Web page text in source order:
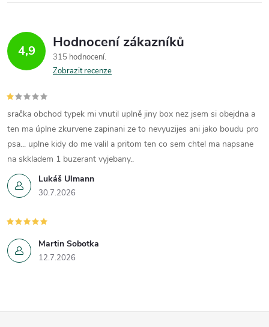
4,9 Hodnocení zákazníků
315 hodnocení
Zobrazit recenze
Lukáš Ulmann
30.7.2026
sračka obchod typek mi vnutil uplně jiny box nez jsem si obejdna a
ten ma úplne zkurvene zapinani ze to nevyuzijes ani jako boudu pro
psa... uplne kidy do me valil a pritom ten co sem chtel ma napsane
na skkladem 1 buzerant vyjebany..
Martin Sobotka
12.7.2026